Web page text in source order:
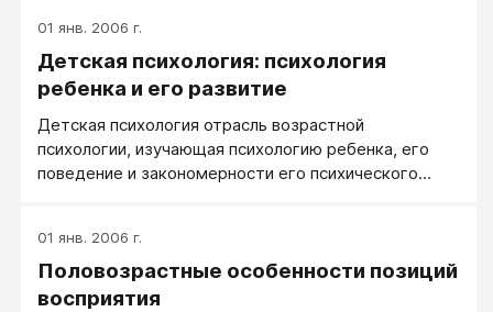
01 янв. 2006 г.
Детская психология: психология
ребенка и его развитие
Детская психология отрасль возрастной
психологии, изучающая психологию ребенка, его
поведение и закономерности его психического
01 янв. 2006 г.
Половозрастные особенности позиций
восприятия